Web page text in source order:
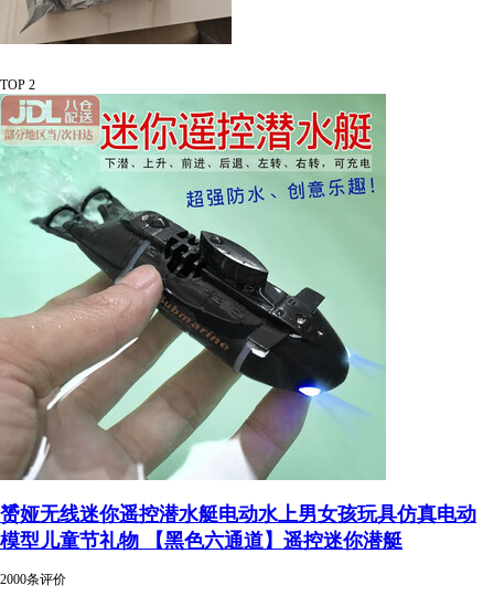
TOP 2
赟娅无线迷你遥控潜水艇电动水上男女孩玩具仿真电动
模型儿童节礼物 【黑色六通道】遥控迷你潜艇
2000条评价